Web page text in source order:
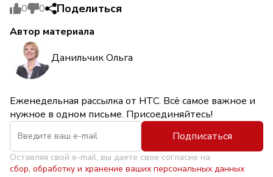
0 0 Поделиться
Автор материала
Данильчик Ольга
Еженедельная рассылка от НТС. Всё самое важное и
нужное в одном письме. Присоединяйтесь!
Подписаться
Оставляя свой e-mail, вы даете свое согласие на
сбор, обработку и хранение ваших персональных данных